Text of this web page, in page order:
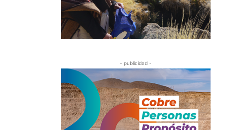
- publicidad -